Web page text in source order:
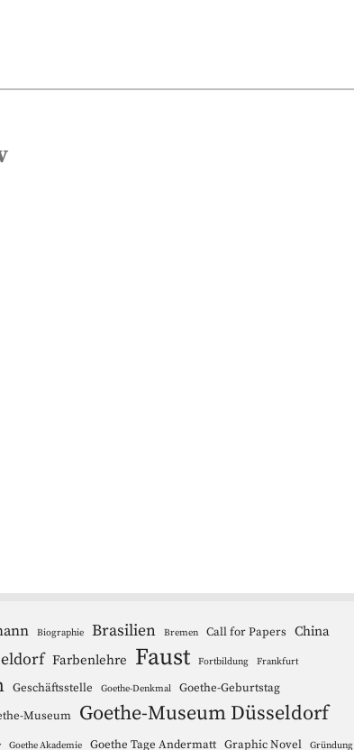
Biographie Brasilien Bremen Call for Papers China
Farbenlehre Faust Fortbildung Frankfurt
Geschäftsstelle Goethe-Denkmal Goethe-Geburtstag
Museum Goethe-Museum Düsseldorf
Goethe Akademie Goethe Tage Andermatt Graphic Novel Gründung